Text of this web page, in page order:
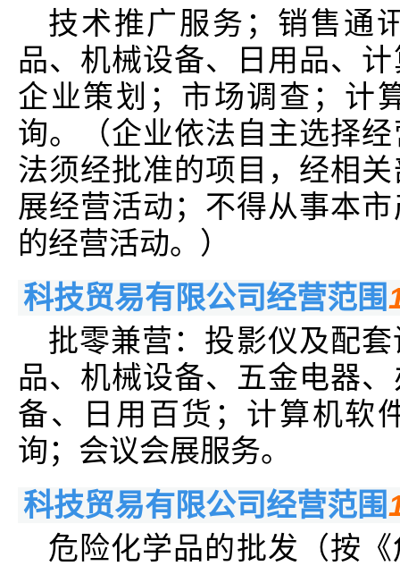
技术推广服务；销售通
品、机械设备、日用品、
企业策划；市场调查；计
询。（企业依法自主选择
法须经批准的项目，经相
展经营活动；不得从事本
的经营活动。）
科技贸易有限公司经营范围
批零兼营：投影仪及配
品、机械设备、五金电器
备、日用百货；计算机软
询；会议会展服务。
科技贸易有限公司经营范围
危险化学品的批发（按